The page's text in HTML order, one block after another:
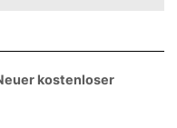
kostenloser